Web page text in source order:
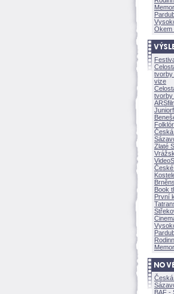
Okem
tvorby
vize
tvorby
Zlaté
Book
První
BAF -